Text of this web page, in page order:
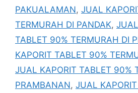
PAKUALAMAN, JUAL
TERMURAH DI PANDAK,
TABLET 90% TERMURAH DI
KAPORIT TABLET 90%
JUAL KAPORIT TABLET 90%
PRAMBANAN, JUAL